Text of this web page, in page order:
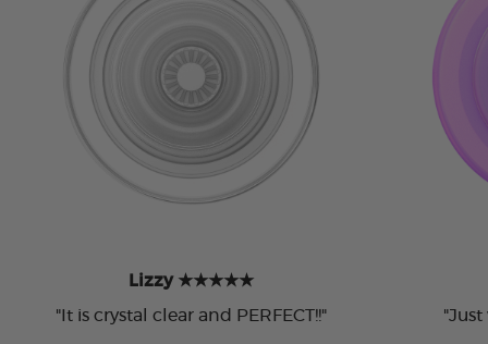
Lizzy ★★★★★
"It is crystal clear and PERFECT!!"